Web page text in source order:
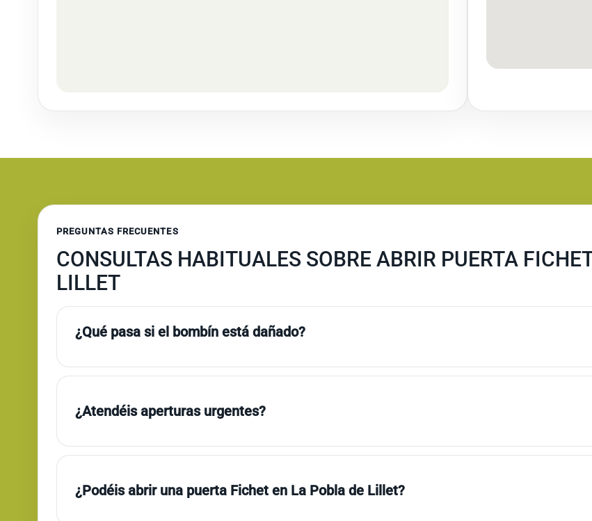
PREGUNTAS FRECUENTES
CONSULTAS HABITUALES SOBRE ABRIR PUERTA
LILLET
¿Qué pasa si el bombín está dañado?
¿Atendéis aperturas urgentes?
¿Podéis abrir una puerta Fichet en La Pobla de Lillet?